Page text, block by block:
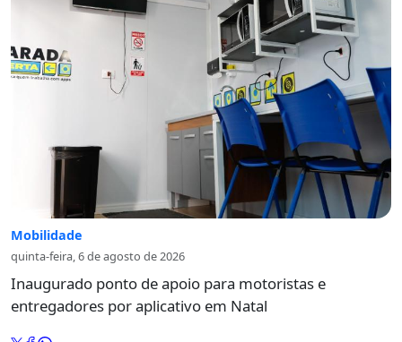
Mobilidade
quinta-feira, 6 de agosto de 2026
Inaugurado ponto de apoio para motoristas e
entregadores por aplicativo em Natal